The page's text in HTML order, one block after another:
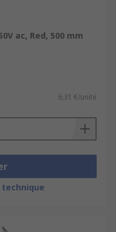
ac, Red, 500 mm
6,31 €/unité